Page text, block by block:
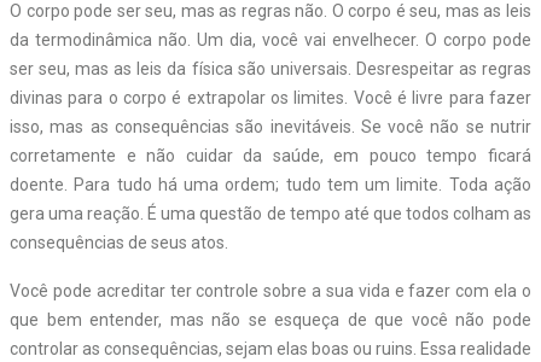
O corpo pode ser seu, mas as regras não. O corpo é seu, mas as leis
da termodinâmica não. Um dia, você vai envelhecer. O corpo pode
ser seu, mas as leis da física são universais. Desrespeitar as regras
divinas para o corpo é extrapolar os limites. Você é livre para fazer
isso, mas as consequências são inevitáveis. Se você não se nutrir
corretamente e não cuidar da saúde, em pouco tempo ficará
doente. Para tudo há uma ordem; tudo tem um limite. Toda ação
gera uma reação. É uma questão de tempo até que todos colham as
consequências de seus atos.
Você pode acreditar ter controle sobre a sua vida e fazer com ela o
que bem entender, mas não se esqueça de que você não pode
controlar as consequências, sejam elas boas ou ruins. Essa realidade